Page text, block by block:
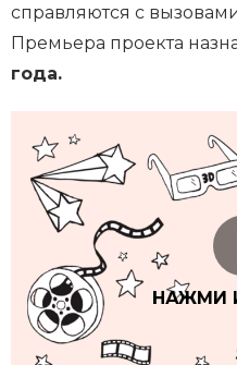
справляются с
Премьера проекта
года.
НАЖМИ